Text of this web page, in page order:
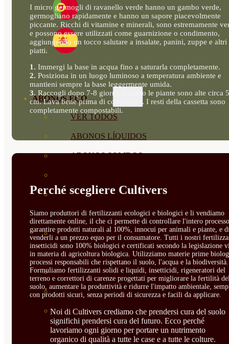
ABONOS ECO
VER TODOS
ABONOS LÍQUIDOS
ABONOS SOLIDOS
SUSTRATOS Y
DECORATIVAS
CORRECTORES DE
CARENCIAS
ENRAIZANTES
MADURACIÓN Y ENGORDE
REGENERADORES DEL
SUELO
I micro germogli di ravanello verde hanno un gambo verde,
germogliano rapidamente e hanno un sapore piacevolmente
piccante. Ricchi di vitamine e minerali, sono estremamente
e possono essere utilizzati come guarnizione o condimento,
aggiungendo un tocco salutare a insalate, panini, zuppe e altri
piatti.
1. Immergi la base in acqua fino a saturarla completamente.
2. Posiziona in un luogo luminoso a temperatura ambiente e
mantieni sempre la base leggermente umida.
3. Raccogli dopo 7-8 giorni, quando le piante sono alte circa
cm. Lava bene prima di consumare. I resti della cassetta sono
completamente compostabili.
Perché scegliere Cultivers
Siamo produttori di fertilizzanti ecologici e biologici e li vendiamo
direttamente online, il che ci permette di controllare l'intero
garantire prodotti naturali al 100%, innocui per animali e piante, e
venderli a un prezzo equo per il consumatore. Tutti i nostri
insetticidi sono 100% biologici e certificati secondo la legislazione
in materia di agricoltura biologica. Utilizziamo materie prime
processi responsabili che rispettano il suolo, l'acqua e la biodiversità.
Formuliamo fertilizzanti solidi e liquidi, insetticidi, rigeneratori del
terreno e correttori di carenze progettati per migliorare la fertilità
suolo, aumentare la produttività e ridurre l'impatto ambientale,
con prodotti sicuri, senza periodi di sicurezza e facili da applicare.
Noi di Cultivers crediamo che prendersi cura del suolo
significhi prendersi cura del futuro. Ecco perché
lavoriamo ogni giorno per portare un nutrimento
organico di qualità a tutte le case e a tutte le colture.